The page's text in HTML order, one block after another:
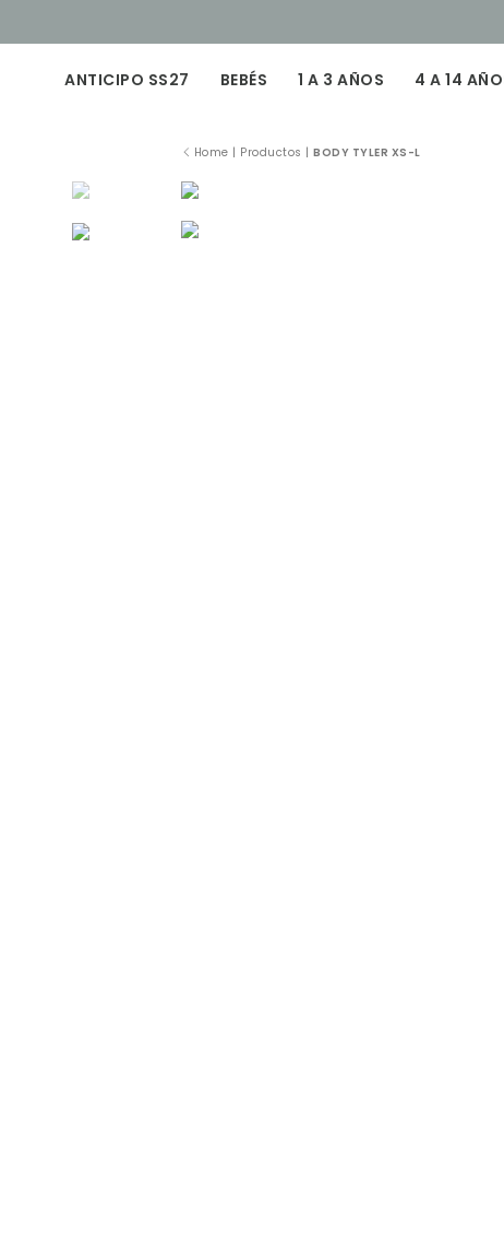
ANTICIPO SS27 BEBÉS 1 A 3 AÑOS 4 A 14
Home | Productos |BODY TYLER XS-L